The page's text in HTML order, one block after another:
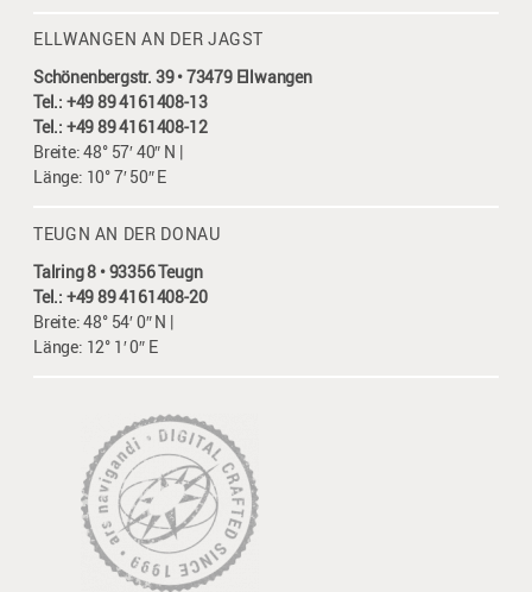
ELLWANGEN AN DER JAGST
Schönenbergstr. 39 • 73479 Ellwangen
Tel.: +49 89 4161408-13
Tel.: +49 89 4161408-12
Breite: 48° 57′ 40″ N |
Länge: 10° 7′ 50″ E
TEUGN AN DER DONAU
Talring 8 • 93356 Teugn
Tel.: +49 89 4161408-20
Breite: 48° 54′ 0″ N |
Länge: 12° 1′ 0″ E